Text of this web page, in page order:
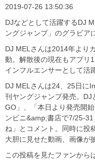
2019-07-26 13:50:36
DJなどとして活躍するDJ
ングジャンプ」のグラビア
DJ MELさんは2014年より
動。解散後の現在もアプリ
インフルエンサーとして活
DJ MELさんは24、25日に
刊ヤングジャンプ発売。
GO」、「本日より発売開
ンビニ&amp;書店で7/25-
ね」とコメント。同時に投
大胆に見せた動画、画像が
この投稿を見たファンから